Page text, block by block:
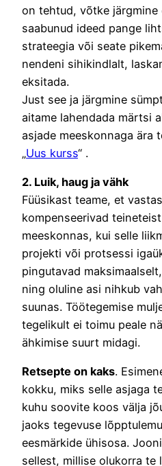
on tehtud, võtke järgmine
saabunud ideed pange
strateegia või seate
nendeni sihikindlalt,
eksitada.
Just see ja järgmine
aitame lahendada märtsi
asjade meeskonnaga ära
„Uus kurss“ .
2. Luik, haug ja vähk
Füüsikast teame, et
kompenseerivad
meeskonnas, kui selle
projekti või protsessi
pingutavad
ning oluline asi nihkub
suunas. Töötegemise
tegelikult ei toimu peale
ähkimise suurt midagi.
Retsepte on kaks.
kokku, miks selle asjaga
kuhu soovite koos välja
jaoks tegevuse
eesmärkide ühisosa.
sellest, millise olukorra te